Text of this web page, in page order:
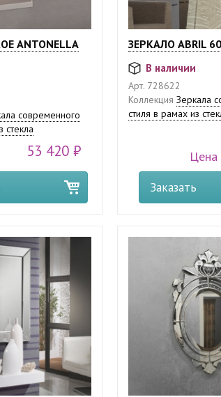
ANTONELLA
современного
стекла
53 420 ₽
ЗЕРКАЛО ABRIL
В наличии
Арт.728622
Коллекция Зеркала
стиля в рамах из
Цена
Заказать